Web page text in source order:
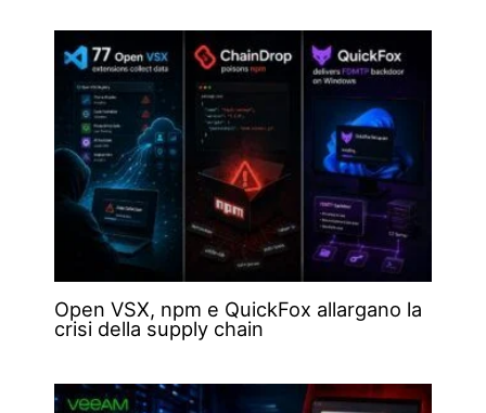
Open VSX, npm e QuickFox allargano la
crisi della supply chain